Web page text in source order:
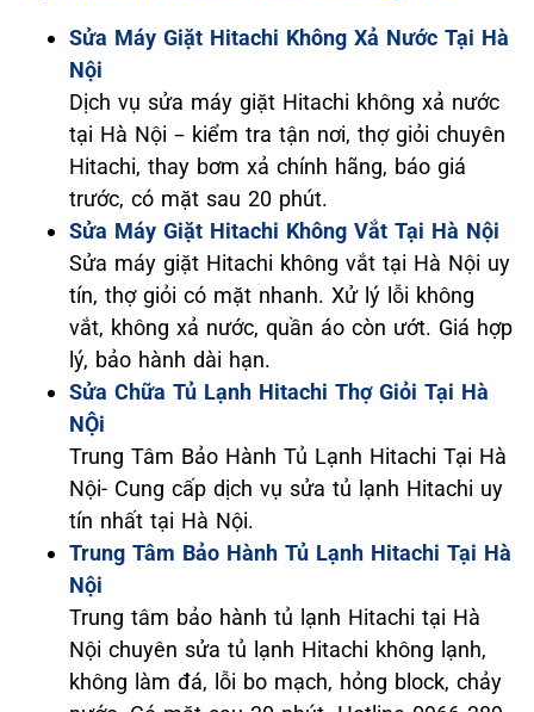
Sửa Máy Giặt Hitachi Không Xả Nước Tại Hà
Nội
Dịch vụ sửa máy giặt Hitachi không xả nước
tại Hà Nội – kiểm tra tận nơi, thợ giỏi chuyên
Hitachi, thay bơm xả chính hãng, báo giá
trước, có mặt sau 20 phút.
Sửa Máy Giặt Hitachi Không Vắt Tại Hà Nội
Sửa máy giặt Hitachi không vắt tại Hà Nội uy
tín, thợ giỏi có mặt nhanh. Xử lý lỗi không
vắt, không xả nước, quần áo còn ướt. Giá hợp
lý, bảo hành dài hạn.
Sửa Chữa Tủ Lạnh Hitachi Thợ Giỏi Tại Hà
NỘi
Trung Tâm Bảo Hành Tủ Lạnh Hitachi Tại Hà
Nội- Cung cấp dịch vụ sửa tủ lạnh Hitachi uy
tín nhất tại Hà Nội.
Trung Tâm Bảo Hành Tủ Lạnh Hitachi Tại Hà
Nội
Trung tâm bảo hành tủ lạnh Hitachi tại Hà
Nội chuyên sửa tủ lạnh Hitachi không lạnh,
không làm đá, lỗi bo mạch, hỏng block, chảy